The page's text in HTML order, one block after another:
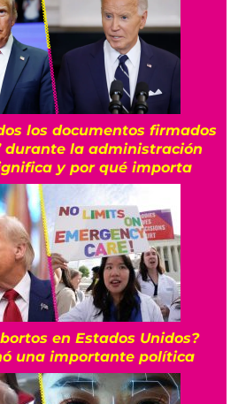
los documentos firmados
durante la administración
y por qué importa
en Estados Unidos?
una importante política